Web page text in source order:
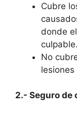
Cubre
donde
culpable.
No
2.- Seguro de